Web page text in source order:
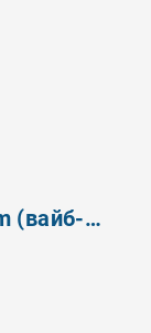
YouScriptor.com (вайб-хайринг)